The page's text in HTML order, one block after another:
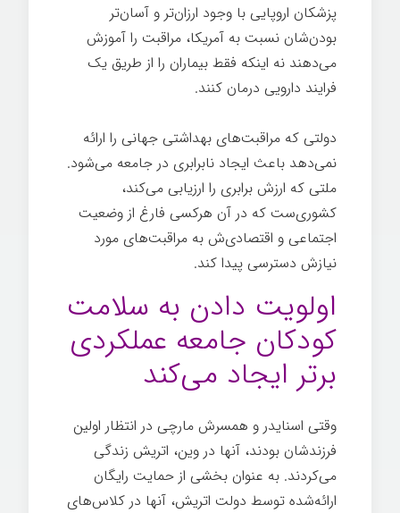
پزشکان اروپایی با وجود ارزان‌تر و آسان‌تر
بودن‌شان نسبت به آمریکا، مراقبت را آموزش
می‌دهند نه اینکه فقط بیماران را از طریق یک
فرایند دارویی درمان کنند.
دولتی که مراقبت‌های بهداشتی جهانی را ارائه
نمی‌دهد باعث ایجاد نابرابری در جامعه می‌شود.
ملتی که ارزش برابری را ارزیابی می‌کند،
کشوری‌ست که در آن هرکسی فارغ از وضعیت
اجتماعی و اقتصادی‌ش به مراقبت‌های مورد
نیازش دسترسی پیدا کند.
اولویت دادن به سلامت
کودکان جامعه عملکردی
برتر ایجاد می‌کند
وقتی اسنایدر و همسرش مارچی در انتظار اولین
فرزندشان بودند، آنها در وین، اتریش زندگی
می‌کردند. به عنوان بخشی از حمایت رایگان
ارائه‌شده توسط دولت اتریش، آنها در کلاس‌های